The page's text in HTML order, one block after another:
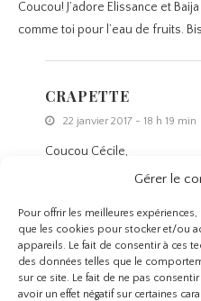
Gérer le
Pour offrir les meilleures
que les cookies pour stocker et/ou
appareils. Le fait de consentir à ces
des données telles que le
sur ce site. Le fait de ne pas
avoir un effet négatif sur certaines
Coucou! J’adore Elissance et
comme toi pour l’eau de fruits.
CRAPETTE
22 janvier 2017 - 18 h 19 min
Coucou Cécile,
Ah ben je ne suis pas seule
AURÉLIE - AUNATUR-
20 janvier 2017 - 10 h 25 min